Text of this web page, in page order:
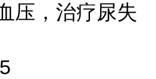
压，治疗尿失